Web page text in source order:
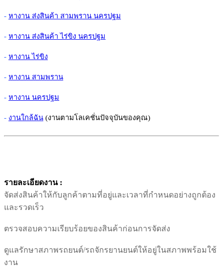
- หางาน ส่งสินค้า สามพราน นครปฐม
- หางาน ส่งสินค้า ไร่ขิง นครปฐม
- หางาน ไร่ขิง
- หางาน สามพราน
- หางาน นครปฐม
- งานใกล้ฉัน (งานตามโลเคชั่นปัจจุบันของคุณ)
รายละเอียดงาน :
จัดส่งสินค้าให้กับลูกค้าตามที่อยู่และเวลาที่กำหนดอย่างถูกต้อง
และรวดเร็ว
ตรวจสอบความเรียบร้อยของสินค้าก่อนการจัดส่ง
ดูแลรักษาสภาพรถยนต์/รถจักรยานยนต์ให้อยู่ในสภาพพร้อมใช้
งาน